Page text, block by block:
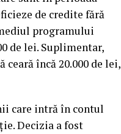
de credite fără
programului
de lei. Suplimentar,
încă 20.000 de lei,
care intră în contul
Decizia a fost